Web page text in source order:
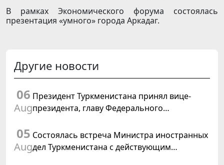
В рамках Экономического форума состоялась
презентация «умного» города Аркадаг.
Другие новости
06
Aug
Президент Туркменистана принял вице-
президента, главу Федерального
Швейцарской Конфедерации
05
Aug
Состоялась встреча Министра иностранных
дел Туркменистана с действующим